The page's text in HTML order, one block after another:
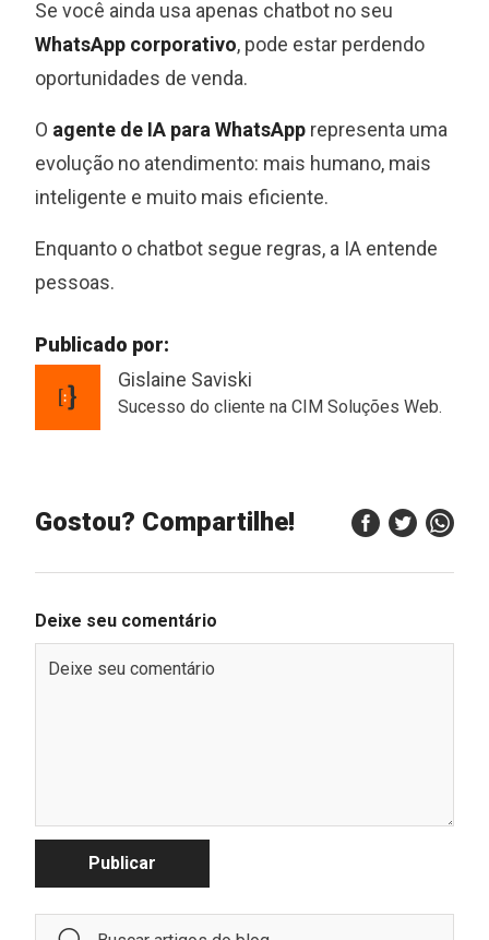
Se você ainda usa apenas chatbot no seu
WhatsApp corporativo, pode estar perdendo
oportunidades de venda.
O agente de IA para WhatsApp representa uma
evolução no atendimento: mais humano, mais
inteligente e muito mais eficiente.
Enquanto o chatbot segue regras, a IA entende
pessoas.
Publicado por:
Gislaine Saviski
Sucesso do cliente na CIM Soluções Web.
Gostou? Compartilhe!
Deixe seu comentário
Publicar